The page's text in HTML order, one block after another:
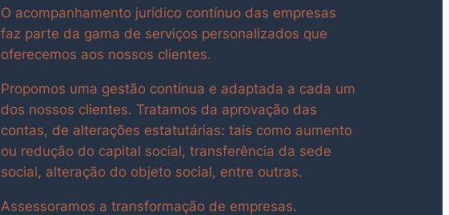
O acompanhamento jurídico contínuo das empresas
faz parte da gama de serviços personalizados que
oferecemos aos nossos clientes.
Propomos uma gestão contínua e adaptada a cada um
dos nossos clientes. Tratamos da aprovação das
contas, de alterações estatutárias: tais como aumento
ou redução do capital social, transferência da sede
social, alteração do objeto social, entre outras.
Assessoramos a transformação de empresas.